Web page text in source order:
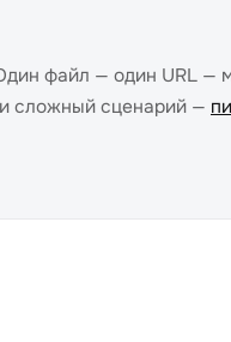
файл — один URL —
сложный сценарий —